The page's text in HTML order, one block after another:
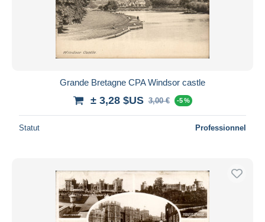
Grande Bretagne CPA Windsor castle
± 3,28 $US 3,00 € -5 %
Statut Professionnel